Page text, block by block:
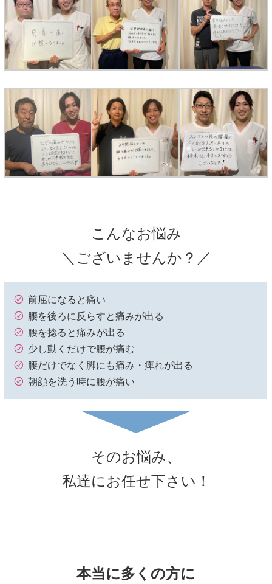
こんなお悩み
＼ございませんか？／
前屈になると痛い
腰を後ろに反らすと痛みが出る
腰を捻ると痛みが出る
少し動くだけで腰が痛む
腰だけでなく脚にも痛み・痺れが出る
朝顔を洗う時に腰が痛い
そのお悩み、
私達にお任せ下さい！
本当に多くの方に